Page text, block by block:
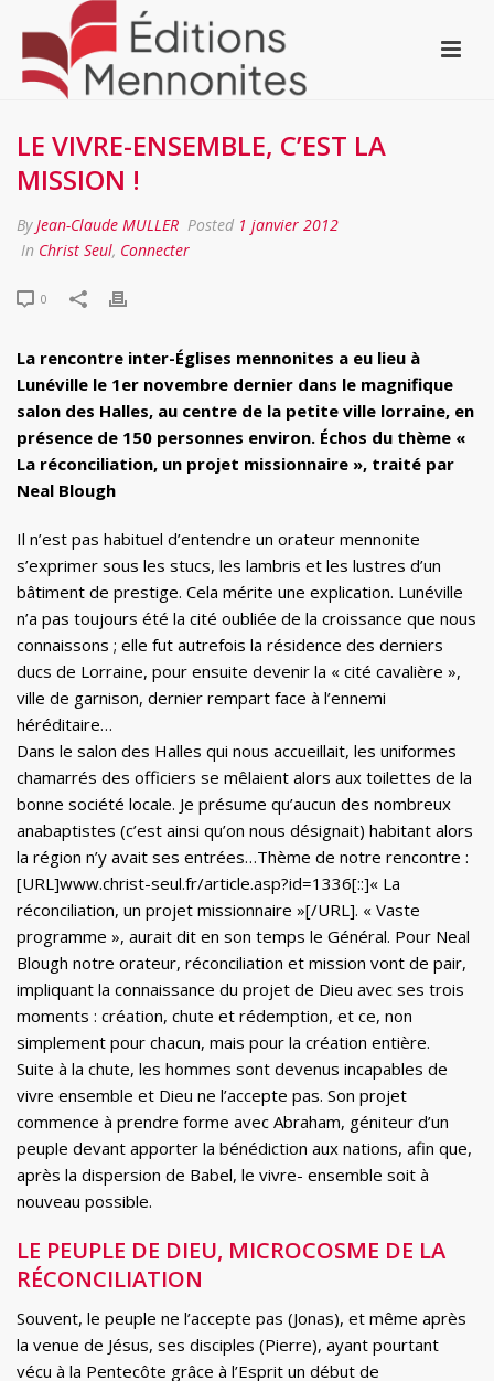
LE VIVRE-ENSEMBLE, C’EST LA
MISSION !
ByJean-Claude MULLER Posted 1 janvier 2012
In Christ Seul, Connecter
0
La rencontre inter-Églises mennonites a eu lieu à
Lunéville le 1er novembre dernier dans le magnifique
salon des Halles, au centre de la petite ville lorraine, en
présence de 150 personnes environ. Échos du thème «
La réconciliation, un projet missionnaire », traité par
Neal Blough
Il n’est pas habituel d’entendre un orateur mennonite
s’exprimer sous les stucs, les lambris et les lustres d’un
bâtiment de prestige. Cela mérite une explication. Lunéville
n’a pas toujours été la cité oubliée de la croissance que nous
connaissons ; elle fut autrefois la résidence des derniers
ducs de Lorraine, pour ensuite devenir la « cité cavalière »,
ville de garnison, dernier rempart face à l’ennemi
héréditaire…
Dans le salon des Halles qui nous accueillait, les uniformes
chamarrés des officiers se mêlaient alors aux toilettes de la
bonne société locale. Je présume qu’aucun des nombreux
anabaptistes (c’est ainsi qu’on nous désignait) habitant alors
la région n’y avait ses entrées…Thème de notre rencontre :
[URL]www.christ-seul.fr/article.asp?id=1336[::]« La
réconciliation, un projet missionnaire »[/URL]. « Vaste
programme », aurait dit en son temps le Général. Pour Neal
Blough notre orateur, réconciliation et mission vont de pair,
impliquant la connaissance du projet de Dieu avec ses trois
moments : création, chute et rédemption, et ce, non
simplement pour chacun, mais pour la création entière.
Suite à la chute, les hommes sont devenus incapables de
vivre ensemble et Dieu ne l’accepte pas. Son projet
commence à prendre forme avec Abraham, géniteur d’un
peuple devant apporter la bénédiction aux nations, afin que,
après la dispersion de Babel, le vivre- ensemble soit à
nouveau possible.
LE PEUPLE DE DIEU, MICROCOSME DE LA
RÉCONCILIATION
Souvent, le peuple ne l’accepte pas (Jonas), et même après
la venue de Jésus, ses disciples (Pierre), ayant pourtant
vécu à la Pentecôte grâce à l’Esprit un début de